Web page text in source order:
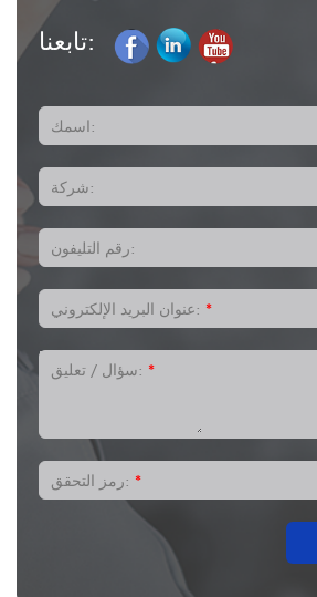
تابعنا:
اسمك:
شركة:
رقم التليفون:
عنوان البريد الإلكتروني: *
سؤال / تعليق: *
رمز التحقق: *